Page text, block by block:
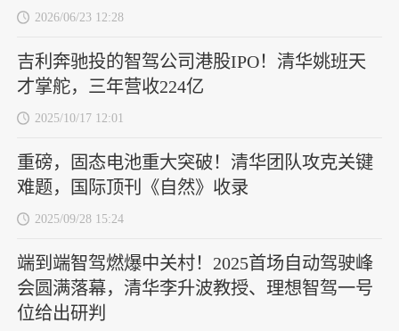
2026/06/23 12:28
吉利奔驰投的智驾公司港股IPO！清华姚班天
才掌舵，三年营收224亿
2025/10/17 12:01
重磅，固态电池重大突破！清华团队攻克关键
难题，国际顶刊《自然》收录
2025/09/28 15:24
端到端智驾燃爆中关村！2025首场自动驾驶峰
会圆满落幕，清华李升波教授、理想智驾一号
位给出研判